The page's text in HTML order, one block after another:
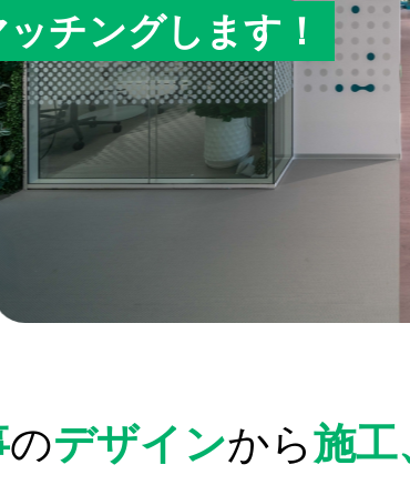
チングします！
のデザインから施工